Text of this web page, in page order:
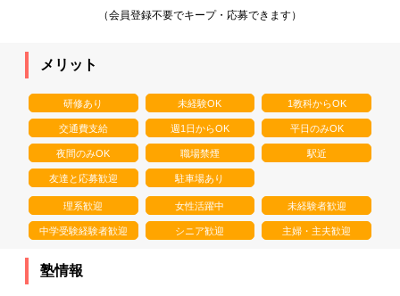
（会員登録不要でキープ・応募できます）
メリット
研修あり 未経験OK 1教科からOK
交通費支給 週1日からOK 平日のみOK
夜間のみOK 職場禁煙 駅近
友達と応募歓迎 駐車場あり
理系歓迎 女性活躍中 未経験者歓迎
中学受験経験者歓迎 シニア歓迎 主婦・主夫歓迎
塾情報